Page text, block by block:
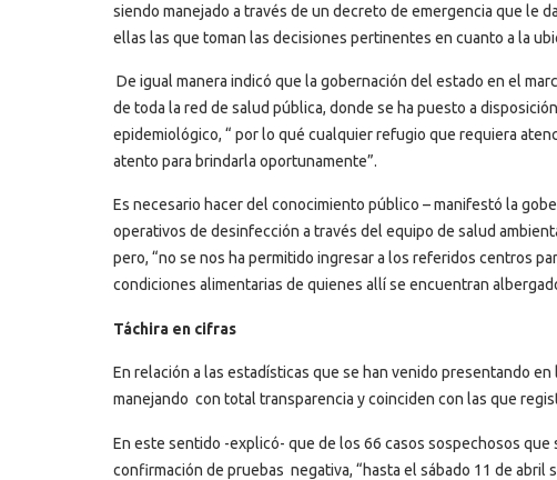
siendo manejado a través de un decreto de emergencia que le
ellas las que toman las decisiones pertinentes en cuanto a la
De igual manera indicó que la gobernación del estado en el
de toda la red de salud pública, donde se ha puesto a
epidemiológico, “ por lo qué cualquier refugio que requiera
atento para brindarla oportunamente”.
Es necesario hacer del conocimiento público – manifestó la
operativos de desinfección a través del equipo de salud
pero, “no se nos ha permitido ingresar a los referidos centros
condiciones alimentarias de quienes allí se encuentran
Táchira en cifras
En relación a las estadísticas que se han venido presentando
manejando con total transparencia y coinciden con las que
En este sentido -explicó- que de los 66 casos sospechosos
confirmación de pruebas negativa, “hasta el sábado 11 de